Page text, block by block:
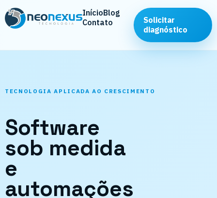
InícioBlog
Contato
Solicitar
diagnóstico
TECNOLOGIA APLICADA AO CRESCIMENTO
Software
sob medida
e
automações